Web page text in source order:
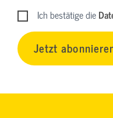
Ich bestätige die
Jetzt